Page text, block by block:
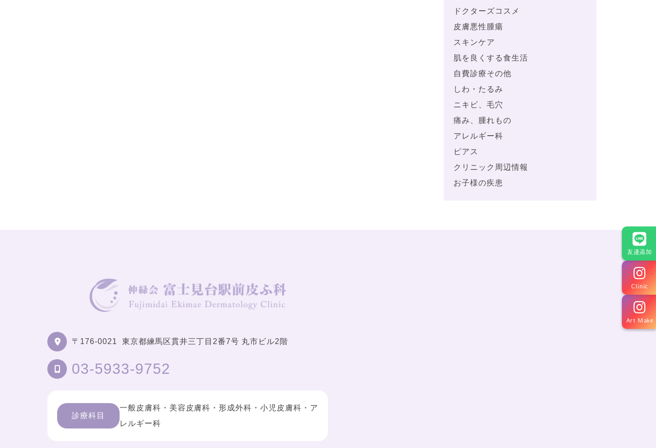
友達追加
Clinic
Art Make
ドクターズコスメ
皮膚悪性腫瘍
スキンケア
肌を良くする食生活
自費診療その他
しわ・たるみ
ニキビ、毛穴
痛み、腫れもの
アレルギー科
ピアス
クリニック周辺情報
お子様の疾患
〒176-0021 東京都練馬区貫井三丁目2番7号 丸市ビル2階
03-5933-9752
診療科目
一般皮膚科・美容皮膚科・形成外科・小児皮膚科・ア
レルギー科